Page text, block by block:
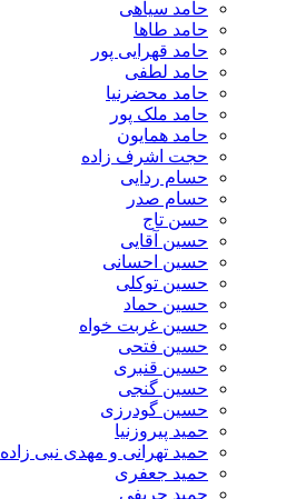
حامد سیاهی
حامد طاها
حامد قهرایی پور
حامد لطفی
حامد محضرنیا
حامد ملک پور
حامد همایون
حجت اشرف زاده
حسام ردایی
حسام صدر
حسن تاج
حسین آقایی
حسین احسانی
حسین توکلی
حسین حماد
حسین غربت خواه
حسین فتحی
حسین قنبری
حسین گنجی
حسین گودرزی
حمید پیروزنیا
حمید تهرانی و مهدی نبی زاده
حمید جعفری
حمید حریفی